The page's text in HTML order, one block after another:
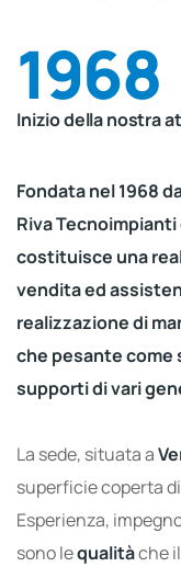
Inizio della nostra
1968
Fondata nel 1968
Riva
costituisce una
vendita ed
realizzazione di
che pesante come
supporti di vari
La sede, situata a
superficie coperta
Esperienza,
sono lequalitàche